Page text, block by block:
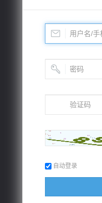
自动登录